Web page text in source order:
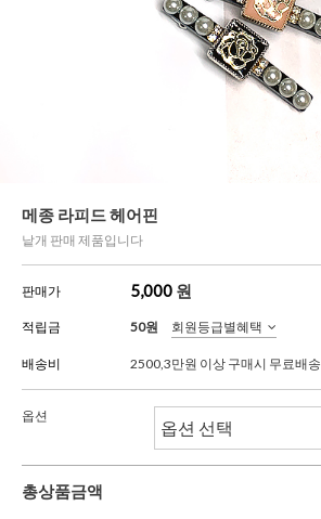
메종 라피드 헤어핀
낱개 판매 제품입니다
판매가 5,000 원
적립금 50원 회원등급별혜택
배송비 2500,3만원 이상 구매시 무료배송
옵션
총상품금액